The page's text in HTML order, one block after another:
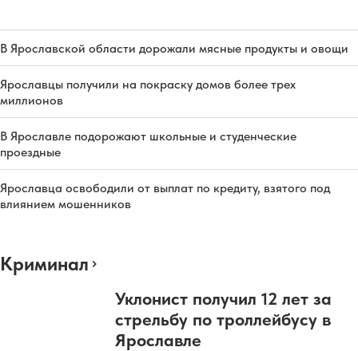
В Ярославской области дорожали мясные продукты и овощи
Ярославцы получили на покраску домов более трех
миллионов
В Ярославле подорожают школьные и студенческие
проездные
Ярославца освободили от выплат по кредиту, взятого под
влиянием мошенников
Криминал
Уклонист получил 12 лет за
стрельбу по троллейбусу в
Ярославле